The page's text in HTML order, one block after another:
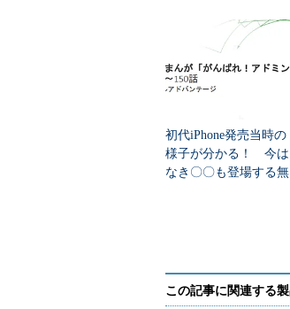
初代iPhone発売当時の
様子が分かる！ 今は
なき〇〇も登場する無